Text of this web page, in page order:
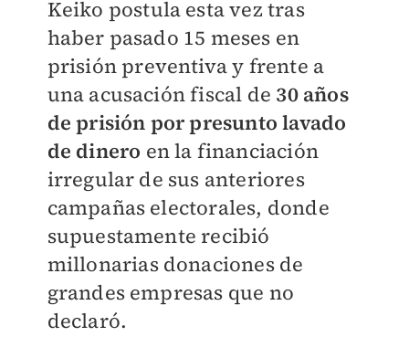
Keiko postula esta vez tras
haber pasado 15 meses en
prisión preventiva y frente a
una acusación fiscal de 30 años
de prisión por presunto lavado
de dinero en la financiación
irregular de sus anteriores
campañas electorales, donde
supuestamente recibió
millonarias donaciones de
grandes empresas que no
declaró.